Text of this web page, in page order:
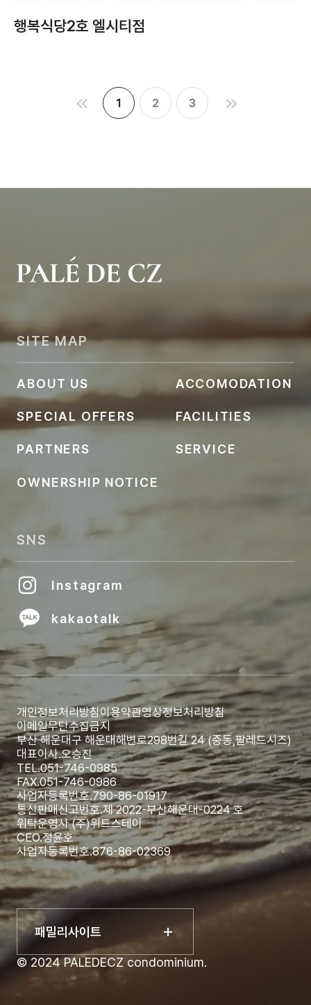
행복식당2호 엘시티점
1 2 3
SITE MAP
ABOUT US ACCOMODATION
SPECIAL OFFERS FACILITIES
PARTNERS SERVICE
OWNERSHIP NOTICE
SNS
Instagram
kakaotalk
개인정보처리방침이용약관영상정보처리방침
이메일무단수집금지
부산 해운대구 해운대해변로298번길 24 (중동,팔레드시즈)
대표이사.오승진
TEL.051-746-0985
FAX.051-746-0986
사업자등록번호.790-86-01917
통신판매신고번호.제 2022-부산해운대-0224 호
위탁운영사 (주)위드스테이
CEO.정윤호
사업자등록번호.876-86-02369
패밀리사이트
© 2024 PALEDECZ condominium.